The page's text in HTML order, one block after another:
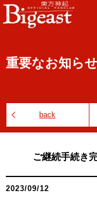
重要なお知らせ
back
ご継続手続き
2023/09/12